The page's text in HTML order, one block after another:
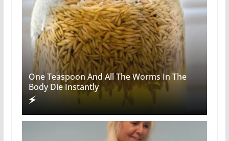
One Teaspoon And All The Worms In The
Body Die Instantly